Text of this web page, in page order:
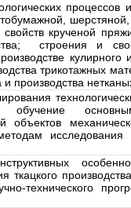
крученой
строения и
кулирного
трикотажных
производства
обучение
объектов
ткацкого
технического